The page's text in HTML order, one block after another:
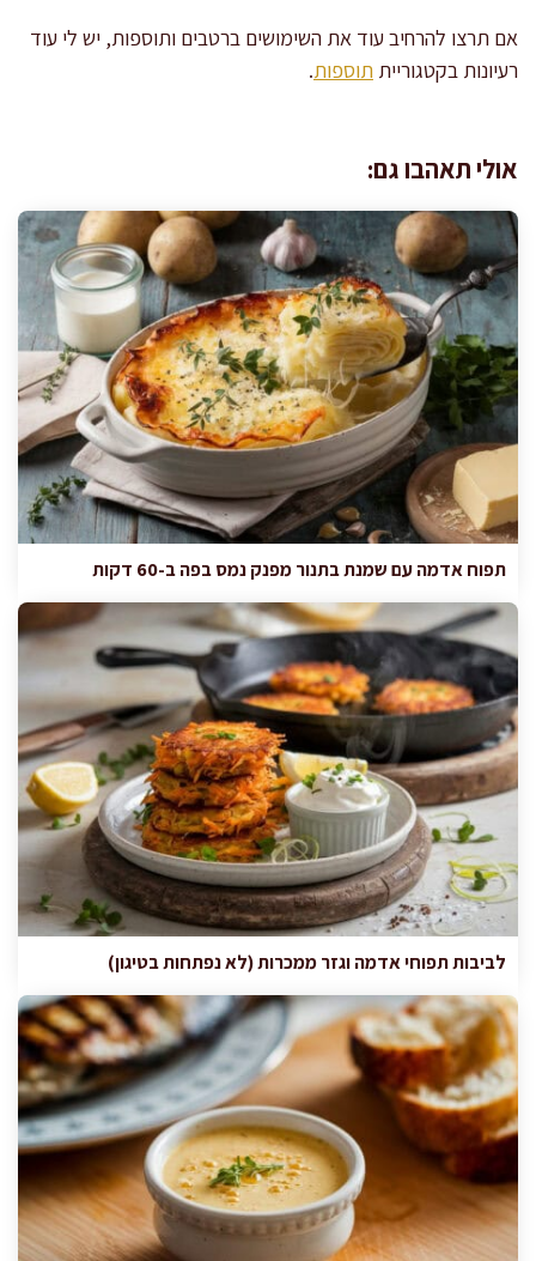
אם תרצו להרחיב עוד את השימושים ברטבים ותוספות, יש לי עוד
רעיונות בקטגוריית תוספות.
אולי תאהבו גם:
תפוח אדמה עם שמנת בתנור מפנק נמס בפה ב-60 דקות
לביבות תפוחי אדמה וגזר ממכרות (לא נפתחות בטיגון)